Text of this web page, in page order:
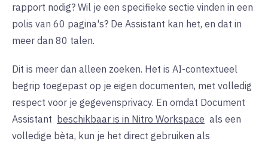
rapport nodig? Wil je een specifieke sectie vinden in een
polis van 60 pagina's? De Assistant kan het, en dat in
meer dan 80 talen.
Dit is meer dan alleen zoeken. Het is AI-contextueel
begrip toegepast op je eigen documenten, met volledig
respect voor je gegevensprivacy. En omdat Document
Assistant beschikbaar is in Nitro Workspace als een
volledige bèta, kun je het direct gebruiken als